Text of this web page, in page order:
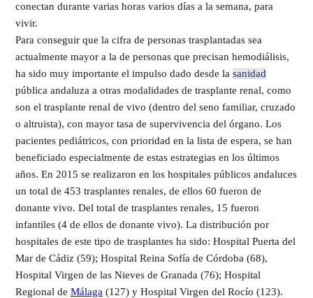
conectan durante varias horas varios días a la semana, para
vivir.
Para conseguir que la cifra de personas trasplantadas sea
actualmente mayor a la de personas que precisan hemodiálisis,
ha sido muy importante el impulso dado desde la sanidad
pública andaluza a otras modalidades de trasplante renal, como
son el trasplante renal de vivo (dentro del seno familiar, cruzado
o altruista), con mayor tasa de supervivencia del órgano. Los
pacientes pediátricos, con prioridad en la lista de espera, se han
beneficiado especialmente de estas estrategias en los últimos
años. En 2015 se realizaron en los hospitales públicos andaluces
un total de 453 trasplantes renales, de ellos 60 fueron de
donante vivo. Del total de trasplantes renales, 15 fueron
infantiles (4 de ellos de donante vivo). La distribución por
hospitales de este tipo de trasplantes ha sido: Hospital Puerta del
Mar de Cádiz (59); Hospital Reina Sofía de Córdoba (68),
Hospital Virgen de las Nieves de Granada (76); Hospital
Regional de Málaga (127) y Hospital Virgen del Rocío (123).